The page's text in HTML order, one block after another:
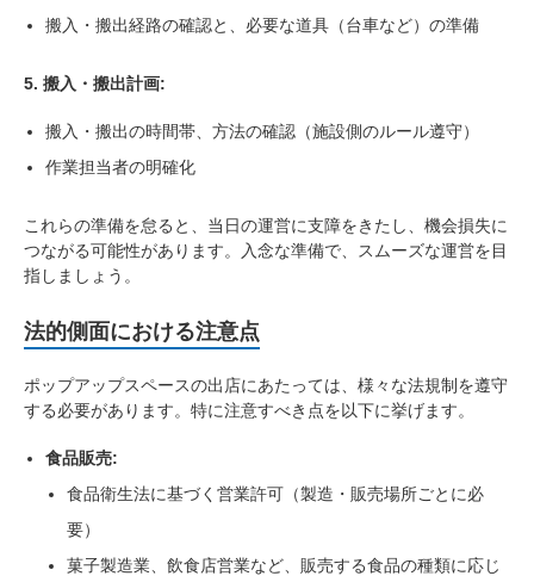
搬入・搬出経路の確認と、必要な道具（台車など）の準備
5. 搬入・搬出計画:
搬入・搬出の時間帯、方法の確認（施設側のルール遵守）
作業担当者の明確化
これらの準備を怠ると、当日の運営に支障をきたし、機会損失に
つながる可能性があります。入念な準備で、スムーズな運営を目
指しましょう。
法的側面における注意点
ポップアップスペースの出店にあたっては、様々な法規制を遵守
する必要があります。特に注意すべき点を以下に挙げます。
食品販売:
食品衛生法に基づく営業許可（製造・販売場所ごとに必
要）
菓子製造業、飲食店営業など、販売する食品の種類に応じ